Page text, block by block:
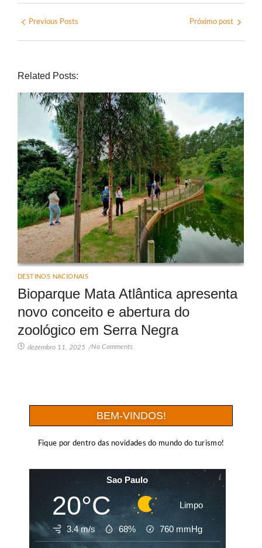
Previous Posts Próximo post
Related Posts:
DESTINOS NACIONAIS
Bioparque Mata Atlântica apresenta
novo conceito e abertura do
zoológico em Serra Negra
dezembro 11, 2025 /No Comments
BEM-VINDOS!
Fique por dentro das novidades do mundo do turismo!
Sao Paulo
20°C Limpo
3.4 m/s 68% 760 mmHg